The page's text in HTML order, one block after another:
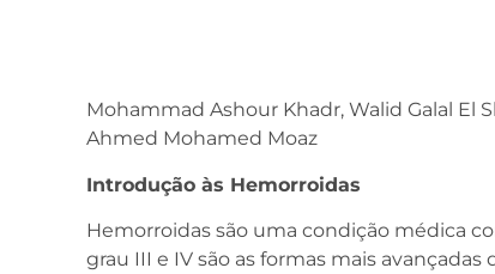
Mohammad Ashour Khadr, Walid Galal El
Ahmed Mohamed Moaz
Introdução às Hemorroidas
Hemorroidas são uma condição médica
grau III e IV são as formas mais